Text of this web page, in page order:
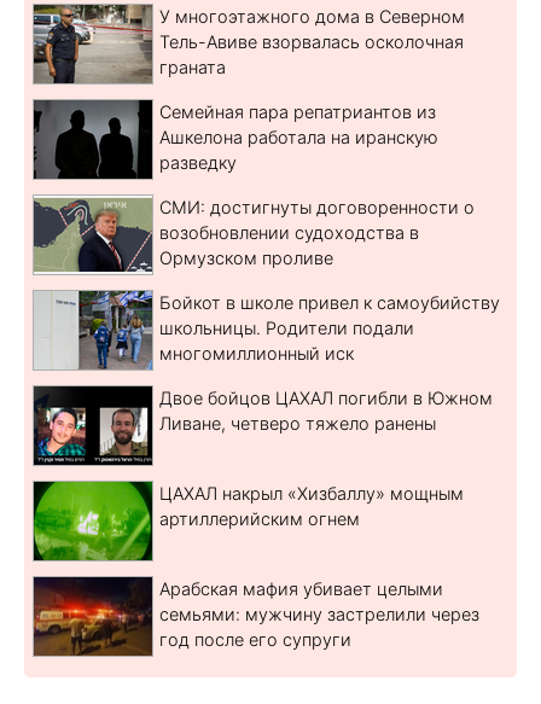
У многоэтажного дома в Северном
Тель-Авиве взорвалась осколочная
граната
Семейная пара репатриантов из
Ашкелона работала на иранскую
разведку
СМИ: достигнуты договоренности о
возобновлении судоходства в
Ормузском проливе
Бойкот в школе привел к самоубийству
школьницы. Родители подали
многомиллионный иск
Двое бойцов ЦАХАЛ погибли в Южном
Ливане, четверо тяжело ранены
ЦАХАЛ накрыл «Хизбаллу» мощным
артиллерийским огнем
Арабская мафия убивает целыми
семьями: мужчину застрелили через
год после его супруги